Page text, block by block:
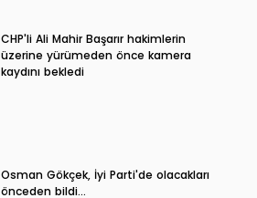
CHP'li Ali Mahir Başarır hakimlerin
üzerine yürümeden önce kamera
kaydını bekledi
Osman Gökçek, İyi Parti'de olacakları
önceden bildi...